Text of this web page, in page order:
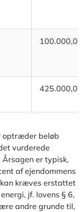
100.000,00
425.000,00
optræder beløb
vurderede
er typisk,
af ejendommens
kræves erstattet
jf. lovens § 6,
andre grunde til,